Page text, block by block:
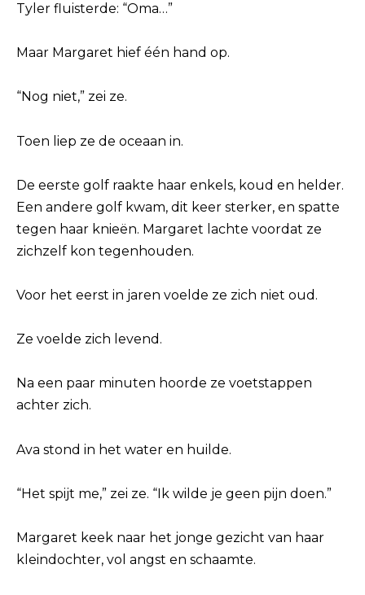
Tyler fluisterde: “Oma…”
Maar Margaret hief één hand op.
“Nog niet,” zei ze.
Toen liep ze de oceaan in.
De eerste golf raakte haar enkels, koud en helder.
Een andere golf kwam, dit keer sterker, en spatte
tegen haar knieën. Margaret lachte voordat ze
zichzelf kon tegenhouden.
Voor het eerst in jaren voelde ze zich niet oud.
Ze voelde zich levend.
Na een paar minuten hoorde ze voetstappen
achter zich.
Ava stond in het water en huilde.
“Het spijt me,” zei ze. “Ik wilde je geen pijn doen.”
Margaret keek naar het jonge gezicht van haar
kleindochter, vol angst en schaamte.